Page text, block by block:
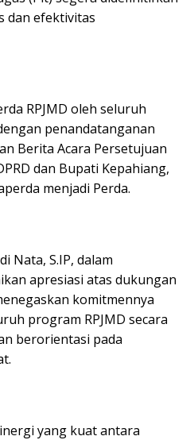
dan efektivitas
RPJMD oleh seluruh
penandatanganan
Berita Acara Persetujuan
dan Bupati Kepahiang,
menjadi Perda.
Nata, S.IP, dalam
apresiasi atas dukungan
komitmennya
program RPJMD secara
berorientasi pada
yang kuat antara